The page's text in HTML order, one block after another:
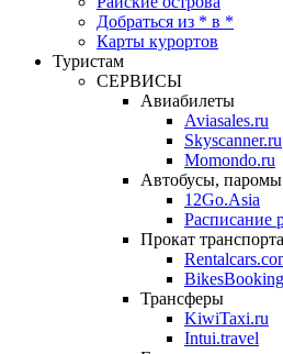
Добраться из * в *
Карты курортов
Туристам
СЕРВИСЫ
Авиабилеты
Aviasales.ru
Skyscanner.ru
Momondo.ru
Автобусы, паромы
12Go.Asia
Расписание
Прокат транспорта
Трансферы
KiwiTaxi.ru
Intui.travel